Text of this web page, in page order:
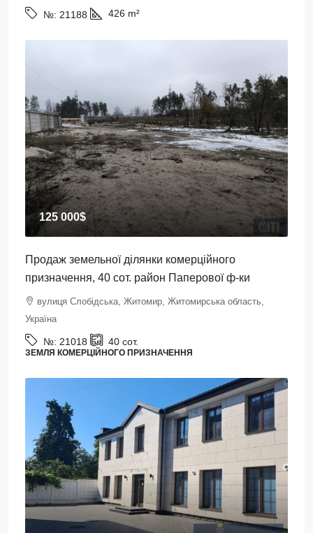
№: 21188 426 m²
125 000$
Продаж земельної ділянки комерційного
призначення, 40 сот. район Паперової ф-ки
вулиця Слобідська, Житомир, Житомирська область,
Україна
№: 21018 40 сот.
ЗЕМЛЯ КОМЕРЦІЙНОГО ПРИЗНАЧЕННЯ